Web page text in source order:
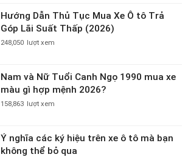
Hướng Dẫn Thủ Tục Mua Xe Ô tô Trả
Góp Lãi Suất Thấp (2026)
248,050 lượt xem
Nam và Nữ Tuổi Canh Ngọ 1990 mua xe
màu gì hợp mệnh 2026?
158,863 lượt xem
Ý nghĩa các ký hiệu trên xe ô tô mà bạn
không thể bỏ qua